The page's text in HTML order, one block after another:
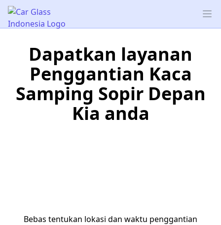
Car Glass Indonesia
Dapatkan layanan
Penggantian Kaca
Samping Sopir Depan
Kia anda
Bebas tentukan lokasi dan waktu penggantian